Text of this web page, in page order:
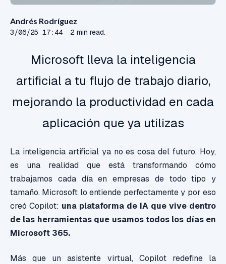
Andrés Rodríguez
3/06/25 17:44 2 min read.
Microsoft lleva la inteligencia
artificial a tu flujo de trabajo diario,
mejorando la productividad en cada
aplicación que ya utilizas
La inteligencia artificial ya no es cosa del futuro. Hoy,
es una realidad que está transformando cómo
trabajamos cada día en empresas de todo tipo y
tamaño. Microsoft lo entiende perfectamente y por eso
creó Copilot: una plataforma de IA que vive dentro
de las herramientas que usamos todos los días en
Microsoft 365.
Más que un asistente virtual, Copilot redefine la